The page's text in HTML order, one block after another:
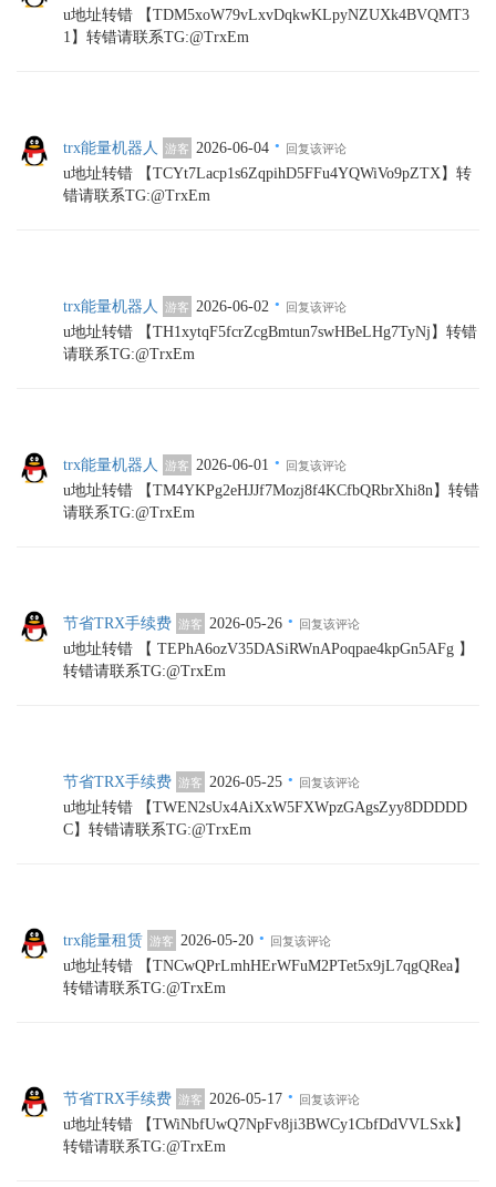
u地址转错 【TDM5xoW79vLxvDqkwKLpyNZUXk4BVQMT3
1】转错请联系TG:@TrxEm
trx能量机器人 游客 2026-06-04 · 回复该评论
u地址转错 【TCYt7Lacp1s6ZqpihD5FFu4YQWiVo9pZTX】转
错请联系TG:@TrxEm
trx能量机器人 游客 2026-06-02 · 回复该评论
u地址转错 【TH1xytqF5fcrZcgBmtun7swHBeLHg7TyNj】转错
请联系TG:@TrxEm
trx能量机器人 游客 2026-06-01 · 回复该评论
u地址转错 【TM4YKPg2eHJJf7Mozj8f4KCfbQRbrXhi8n】转错
请联系TG:@TrxEm
节省TRX手续费 游客 2026-05-26 · 回复该评论
u地址转错 【 TEPhA6ozV35DASiRWnAPoqpae4kpGn5AFg 】
转错请联系TG:@TrxEm
节省TRX手续费 游客 2026-05-25 · 回复该评论
u地址转错 【TWEN2sUx4AiXxW5FXWpzGAgsZyy8DDDDD
C】转错请联系TG:@TrxEm
trx能量租赁 游客 2026-05-20 · 回复该评论
u地址转错 【TNCwQPrLmhHErWFuM2PTet5x9jL7qgQRea】
转错请联系TG:@TrxEm
节省TRX手续费 游客 2026-05-17 · 回复该评论
u地址转错 【TWiNbfUwQ7NpFv8ji3BWCy1CbfDdVVLSxk】
转错请联系TG:@TrxEm